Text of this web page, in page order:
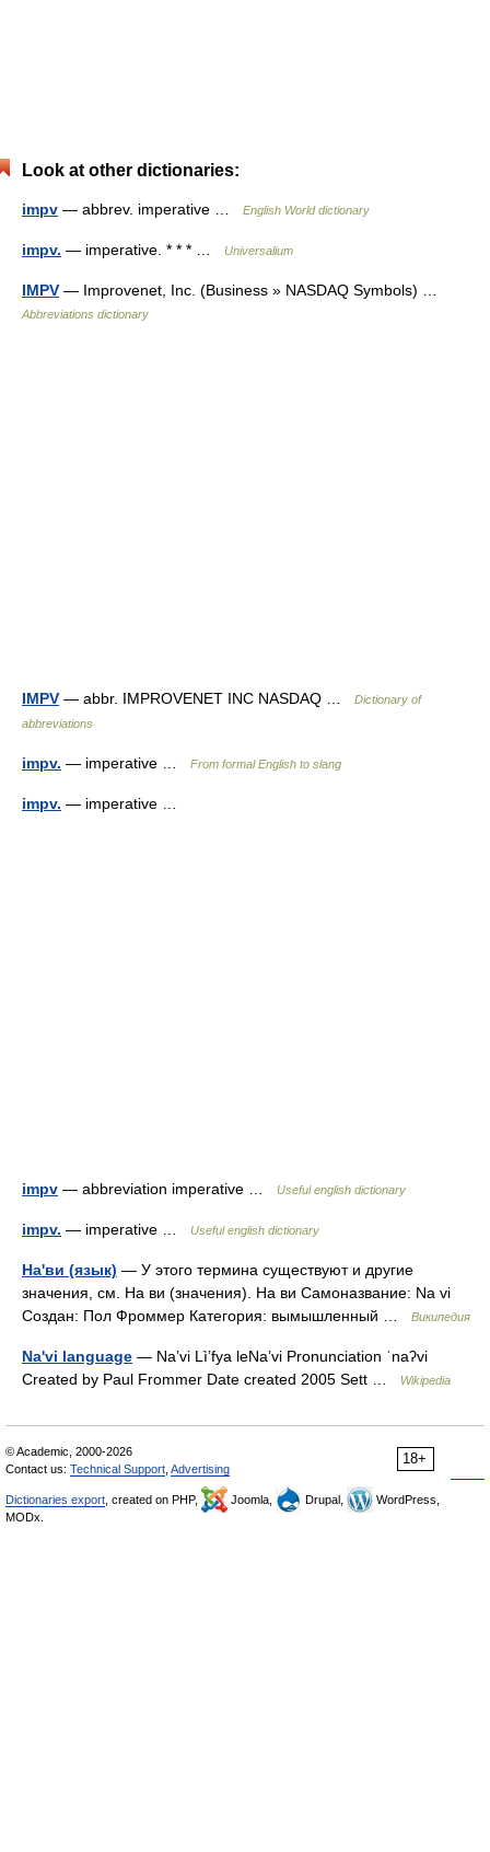
Look at other dictionaries:
impv — abbrev. imperative … English World dictionary
impv. — imperative. * * * … Universalium
IMPV — Improvenet, Inc. (Business » NASDAQ Symbols) …
Abbreviations dictionary
IMPV — abbr. IMPROVENET INC NASDAQ …
Dictionary of
abbreviations
impv. — imperative … From formal English to slang
impv. — imperative …
impv — abbreviation imperative … Useful english dictionary
impv. — imperative … Useful english dictionary
На'ви (язык) — У этого термина существуют и другие
значения, см. На ви (значения). На ви Самоназвание: Na vi
Создан: Пол Фроммер Категория: вымышленный …
Википедия
Na'vi language — Na’vi Lì’fya leNa’vi Pronunciation ˈnaʔvi
Created by Paul Frommer Date created 2005 Sett …
Wikipedia
18+
© Academic, 2000-2026
Contact us: Technical Support Advertising
Dictionaries export , created on PHP, Joomla, Drupal,
WordPress,
MODx.